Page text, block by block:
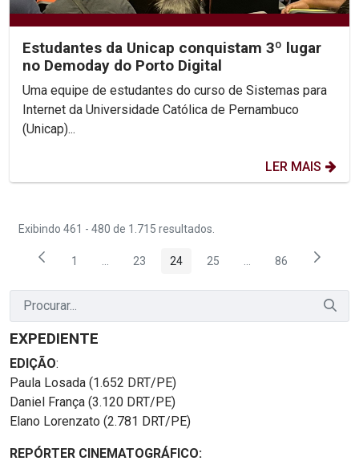
Estudantes da Unicap conquistam 3º lugar
no Demoday do Porto Digital
Uma equipe de estudantes do curso de Sistemas para
Internet da Universidade Católica de Pernambuco
(Unicap)...
LER MAIS
Exibindo 461 - 480 de 1.715 resultados.
Página
1 Páginas intermediárias Usar ABA para navegar.
Página
23 Página
24 Página
25 PáginasPágina
86
EXPEDIENTE
EDIÇÃO:
Paula Losada (1.652 DRT/PE)
Daniel França (3.120 DRT/PE)
Elano Lorenzato (2.781 DRT/PE)
REPÓRTER CINEMATOGRÁFICO: